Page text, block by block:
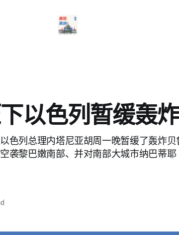
以色列暂缓轰
色列总理内塔尼亚胡周一晚暂缓了轰炸
袭黎巴嫩南部、并对南部大城市纳巴蒂